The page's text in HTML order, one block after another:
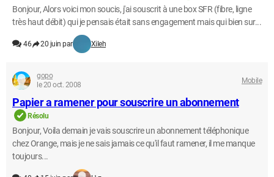
Bonjour, Alors voici mon soucis, j'ai souscrit à une box SFR (fibre, ligne
très haut débit) qui je pensais était sans engagement mais qui bien sur...
46 20 juin par Xileh
gopo
le 20 oct. 2008
Mobile
Papier a ramener pour souscrire un abonnement
Résolu
Bonjour, Voila demain je vais souscrire un abonnement téléphonique
chez Orange, mais je ne sais jamais ce qu'il faut ramener, il me manque
toujours...